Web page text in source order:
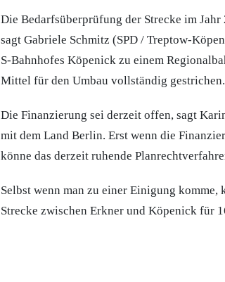
Die Bedarfsüberprüfung der Strecke im
sagt Gabriele Schmitz (SPD / Treptow-
S-Bahnhofes Köpenick zu einem
Mittel für den Umbau vollständig gestrichen.
Die Finanzierung sei derzeit offen, sagt
mit dem Land Berlin. Erst wenn die
könne das derzeit ruhende
Selbst wenn man zu einer Einigung
Strecke zwischen Erkner und Köpenick für